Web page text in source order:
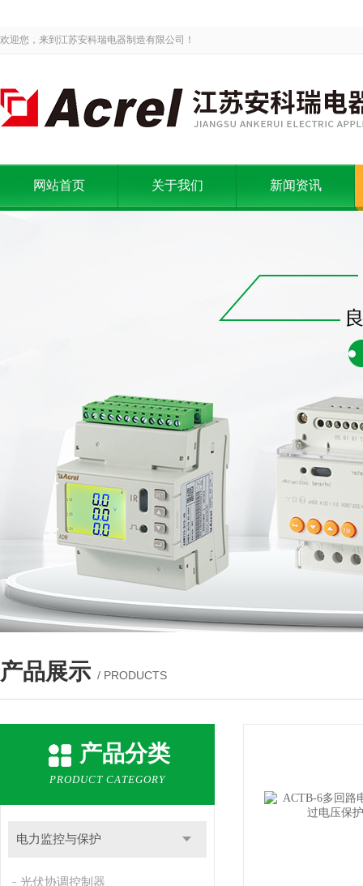
欢迎您，来到江苏安科瑞电器制造有限公司！
网站首页 关于我们 新闻资讯
产品展示 / PRODUCTS
产品分类
PRODUCT CATEGORY
电力监控与保护
光伏协调控制器